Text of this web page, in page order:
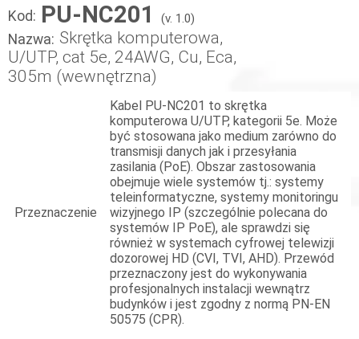
Kod: PU-NC201 (v. 1.0)
Nazwa: Skrętka komputerowa,
U/UTP, cat 5e, 24AWG, Cu, Eca,
305m (wewnętrzna)
Przeznaczenie
Kabel PU-NC201 to skrętka
komputerowa U/UTP, kategorii 5e. Może
być stosowana jako medium zarówno do
transmisji danych jak i przesyłania
zasilania (PoE). Obszar zastosowania
obejmuje wiele systemów tj.: systemy
teleinformatyczne, systemy monitoringu
wizyjnego IP (szczególnie polecana do
systemów IP PoE), ale sprawdzi się
również w systemach cyfrowej telewizji
dozorowej HD (CVI, TVI, AHD). Przewód
przeznaczony jest do wykonywania
profesjonalnych instalacji wewnątrz
budynków i jest zgodny z normą PN-EN
50575 (CPR).